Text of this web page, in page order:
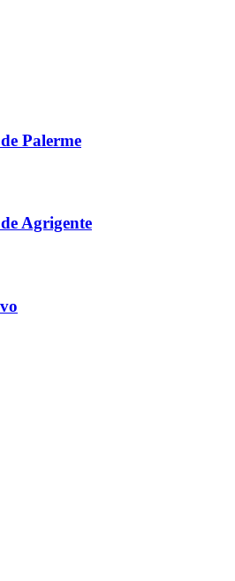
Palerme
Agrigente